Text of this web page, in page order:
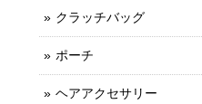
クラッチバッグ
ポーチ
ヘアアクセサリー